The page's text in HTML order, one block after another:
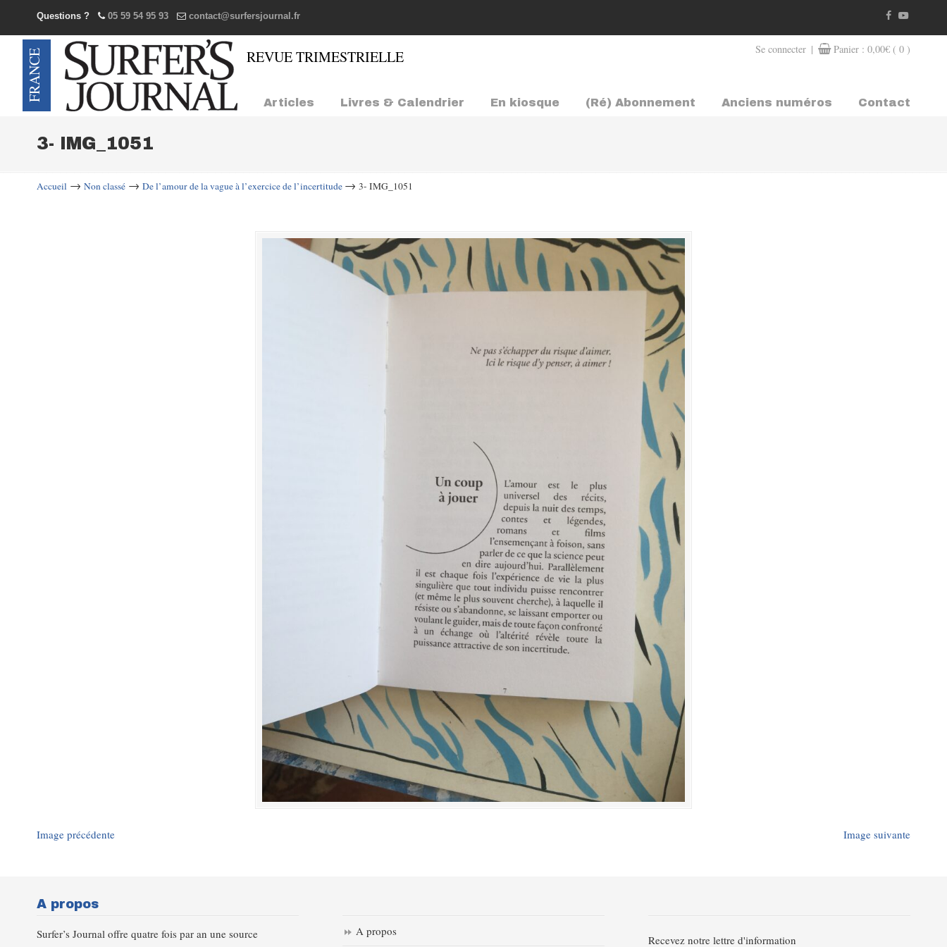
Questions ? 05 59 54 95 93 contact@surfersjournal.fr
Se connecter | Panier : 0,00€ ( 0 )
Articles Livres & Calendrier En kiosque (Ré) Abonnement Anciens numéros Contact
Navigation
3- IMG_1051
Accueil → Non classé → De l’amour de la vague à l’exercice de l’incertitude → 3- IMG_1051
Image précédente Image suivante
A propos
Surfer’s Journal offre quatre fois par an une source
A propos
Recevez notre lettre d'information